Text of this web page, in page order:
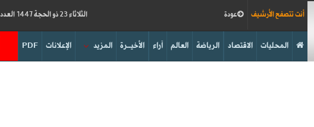
الثلاثاء 23 ذو الحجة 1447 العدد 19284 عودة أنت تتصفح الأرشيف
PDF الإعلانات المزيد الأخيــرة آراء العالم الرياضة الاقتصاد المحليات